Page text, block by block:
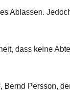
Ablassen.
dass keine
Persson,